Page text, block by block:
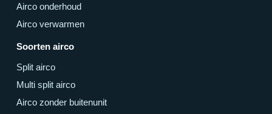
Airco onderhoud
Airco verwarmen
Soorten airco
Split airco
Multi split airco
Airco zonder buitenunit